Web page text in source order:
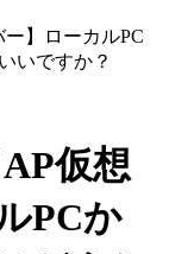
ー】ローカルPC
いですか？
仮想
PCか